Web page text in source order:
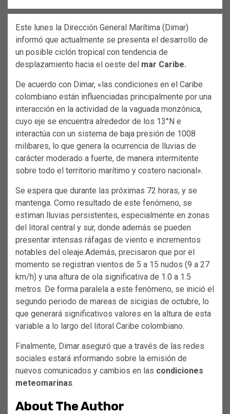
Este lunes la Dirección General Marítima (Dimar)
informó que actualmente se presenta el desarrollo de
un posible ciclón tropical con tendencia de
desplazamiento hacia el oeste del mar Caribe.
De acuerdo con Dimar, «las condiciones en el Caribe
colombiano están influenciadas principalmente por una
interacción en la actividad de la vaguada monzónica,
cuyo eje se encuentra alrededor de los 13°N e
interactúa con un sistema de baja presión de 1008
milibares, lo que genera la ocurrencia de lluvias de
carácter moderado a fuerte, de manera intermitente
sobre todo el territorio marítimo y costero nacional».
Se espera que durante las próximas 72 horas, y se
mantenga. Como resultado de este fenómeno, se
estiman lluvias persistentes, especialmente en zonas
del litoral central y sur, donde además se pueden
presentar intensas ráfagas de viento e incrementos
notables del oleaje.Además, precisaron que por el
momento se registran vientos de 5 a 15 nudos (9 a 27
km/h) y una altura de ola significativa de 1.0 a 1.5
metros. De forma paralela a este fenómeno, se inició el
segundo periodo de mareas de sicigias de octubre, lo
que generará significativos valores en la altura de esta
variable a lo largo del litoral Caribe colombiano.
Finalmente, Dimar aseguró que a través de las redes
sociales estará informando sobre la emisión de
nuevos comunicados y cambios en las condiciones
meteomarinas.
About The Author